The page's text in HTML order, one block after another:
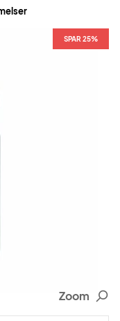
SPAR 25%
Zoom